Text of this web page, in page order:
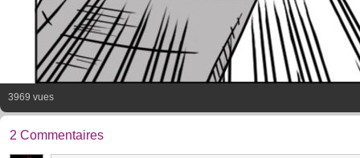
3969 vues
2 Commentaires